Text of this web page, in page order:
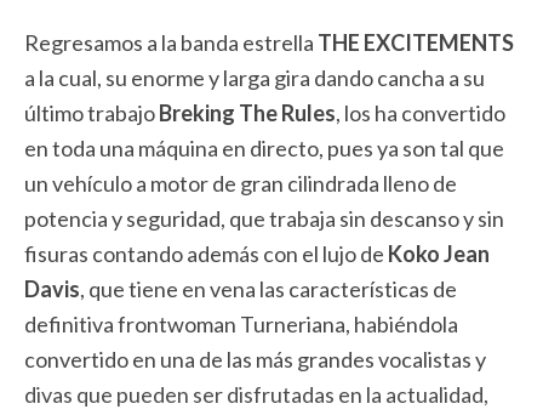
Regresamos a la banda estrella THE EXCITEMENTS
a la cual, su enorme y larga gira dando cancha a su
último trabajoBreking The Rules, los ha convertido
en toda una máquina en directo, pues ya son tal que
un vehículo a motor de gran cilindrada lleno de
potencia y seguridad, que trabaja sin descanso y sin
fisuras contando además con el lujo de Koko Jean
Davis, que tiene en vena las características de
definitiva frontwoman Turneriana, habiéndola
convertido en una de las más grandes vocalistas y
divas que pueden ser disfrutadas en la actualidad,